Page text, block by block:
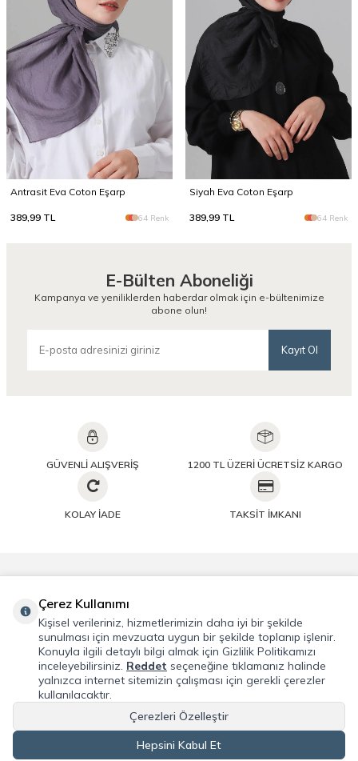
Antrasit Eva Coton Eşarp
389,99 TL 64 Renk
Siyah Eva Coton Eşarp
389,99 TL 64 Renk
E-Bülten Aboneliği
Kampanya ve yeniliklerden haberdar olmak için e-bültenimize
abone olun!
Kayıt Ol
GÜVENLİ ALIŞVERİŞ 1200 TL ÜZERİ ÜCRETSİZ KARGO
KOLAY İADE TAKSİT İMKANI
Hızlı Erişim
Çerez Kullanımı
Kişisel verileriniz, hizmetlerimizin daha iyi bir şekilde
sunulması için mevzuata uygun bir şekilde toplanıp işlenir.
Konuyla ilgili detaylı bilgi almak için Gizlilik Politikamızı
inceleyebilirsiniz. Reddet seçeneğine tıklamanız halinde
yalnızca internet sitemizin çalışması için gerekli çerezler
kullanılacaktır.
Çerezleri Özelleştir
Hepsini Kabul Et